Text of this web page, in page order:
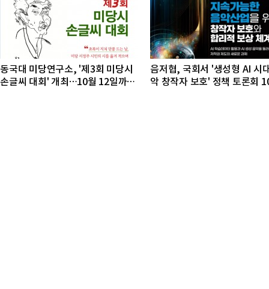
동국대 미당연구소, '제3회 미당시
손글씨 대회' 개최…10월 12일까지
음저협, 국회서 '생성형 AI 시
악 창작자 보호' 정책 토론회